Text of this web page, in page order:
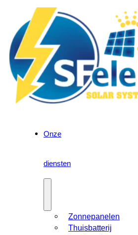
Onze
diensten
Zonnepanelen
Thuisbatterij